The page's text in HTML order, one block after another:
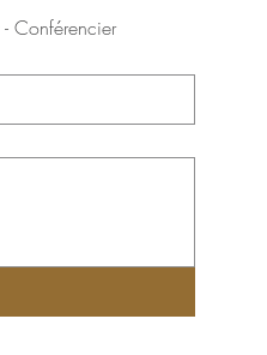
Conférencier